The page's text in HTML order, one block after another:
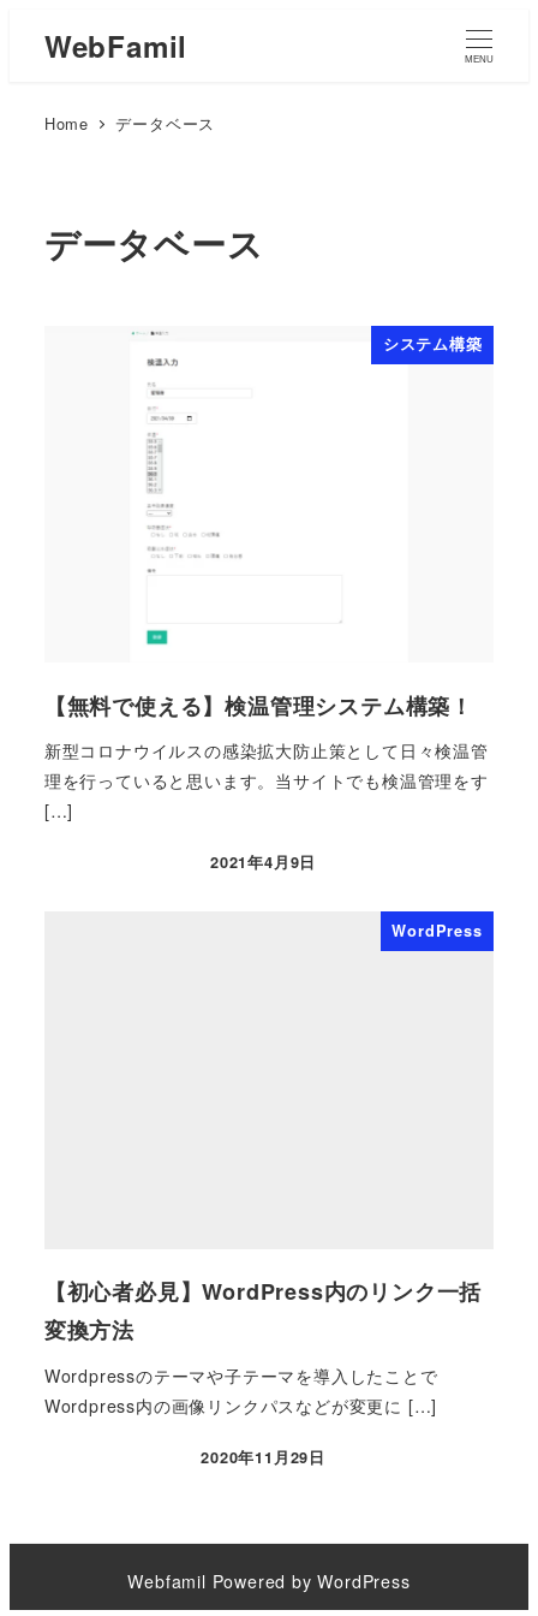
WebFamil MENU
Home データベース
データベース
システム構築
【無料で使える】検温管理システム構築！
新型コロナウイルスの感染拡大防止策として日々検温管
理を行っていると思います。当サイトでも検温管理をす
[…]
2021年4月9日
WordPress
【初心者必見】WordPress内のリンク一括
変換方法
Wordpressのテーマや子テーマを導入したことで
Wordpress内の画像リンクパスなどが変更に […]
2020年11月29日
Webfamil Powered byWordPress